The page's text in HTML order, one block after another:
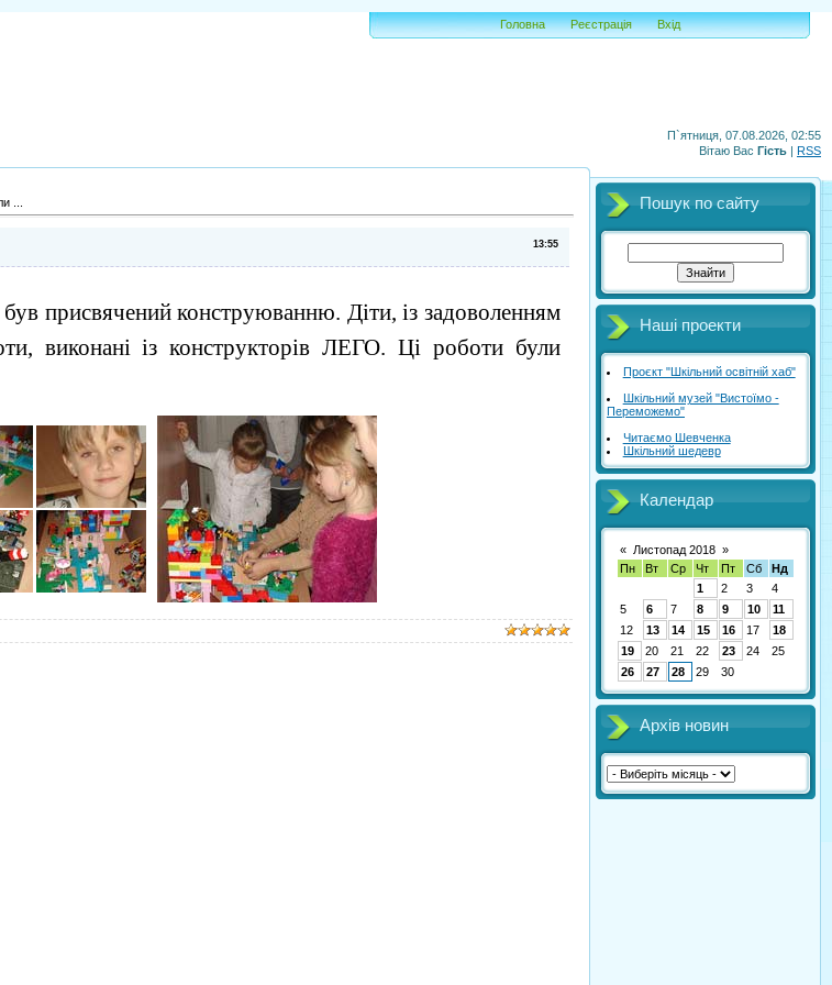
П`ятниця, 07.08.2026, 02:55
Вітаю Вас Гість | RSS
Головна Реєстрація Вхід
...
13:55
присвячений конструюванню. Діти, із задоволенням
виконані із конструкторів ЛЕГО. Ці роботи були
Пошук по сайту
Наші проекти
Проєкт "Шкільний освітній хаб"
Шкільний музей "Вистоїмо -
Переможемо"
Читаємо Шевченка
Шкільний шедевр
Календар
« Листопад 2018 »
Пн
Вт Ср Чт Пт Сб
Нд
1
2 3
4
5
6 7 8 9 10
11
12
13 14 15 16 17
18
19
20 21 22 23 24
25
26
27 28 29 30
Архів новин